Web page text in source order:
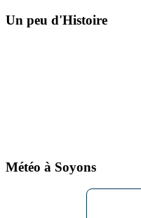
Un peu d'Histoire
Météo à Soyons